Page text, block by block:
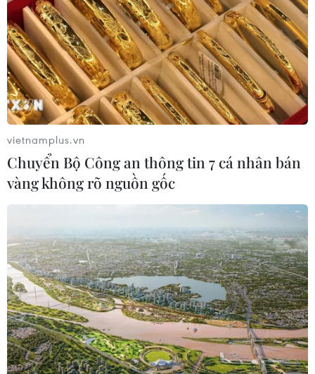
vietnamplus.vn
Chuyển Bộ Công an thông tin 7 cá nhân bán
vàng không rõ nguồn gốc